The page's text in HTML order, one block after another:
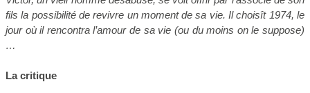
fils la possibilité de revivre un moment de sa vie. Il choisît 1974, le
jour où il rencontra l’amour de sa vie (ou du moins on le suppose)
…
La critique